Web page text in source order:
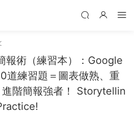
報術（練習本）：Google
道練習題＝圖表做熟、重
階簡報強者！ Storytellin